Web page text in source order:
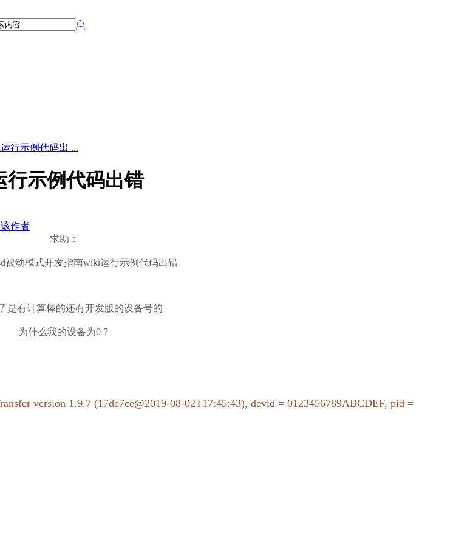
行示例代码出 ...
行示例代码出错
作者
求助：
被动模式开发指南wiki运行示例代码出错
是有计算棒的还有开发版的设备号的
为什么我的设备为0？
version 1.9.7 (17de7ce@2019-08-02T17:45:43), devid = 0123456789ABCDEF, pid =